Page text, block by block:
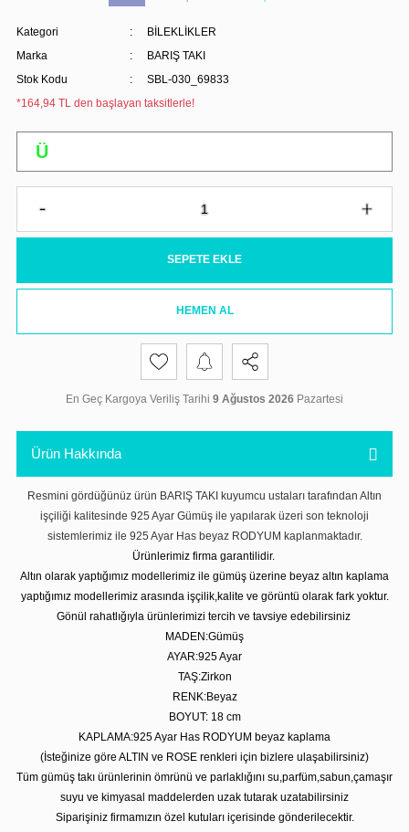
Kategori
BİLEKLİKLER
Marka
BARIŞ TAKI
Stok Kodu
SBL-030_69833
*164,94 TL den başlayan taksitlerle!
SEPETE EKLE
HEMEN AL
En Geç Kargoya Veriliş Tarihi 9 Ağustos 2026 Pazartesi
Ürün Hakkında
Resmini gördüğünüz ürün BARIŞ TAKI kuyumcu ustaları tarafından Altın
işçiliği kalitesinde 925 Ayar Gümüş ile yapılarak üzeri son teknoloji
sistemlerimiz ile 925 Ayar Has beyaz RODYUM kaplanmaktadır.
Ürünlerimiz firma garantilidir.
Altın olarak yaptığımız modellerimiz ile gümüş üzerine beyaz altın kaplama
yaptığımız modellerimiz arasında işçilik,kalite ve görüntü olarak fark yoktur.
Gönül rahatlığıyla ürünlerimizi tercih ve tavsiye edebilirsiniz
MADEN:Gümüş
AYAR:925 Ayar
TAŞ:Zirkon
RENK:Beyaz
BOYUT: 18 cm
KAPLAMA:925 Ayar Has RODYUM beyaz kaplama
(İsteğinize göre ALTIN ve ROSE renkleri için bizlere ulaşabilirsiniz)
Tüm gümüş takı ürünlerinin ömrünü ve parlaklığını su,parfüm,sabun,çamaşır
suyu ve kimyasal maddelerden uzak tutarak uzatabilirsiniz
Siparişiniz firmamızın özel kutuları içerisinde gönderilecektir.